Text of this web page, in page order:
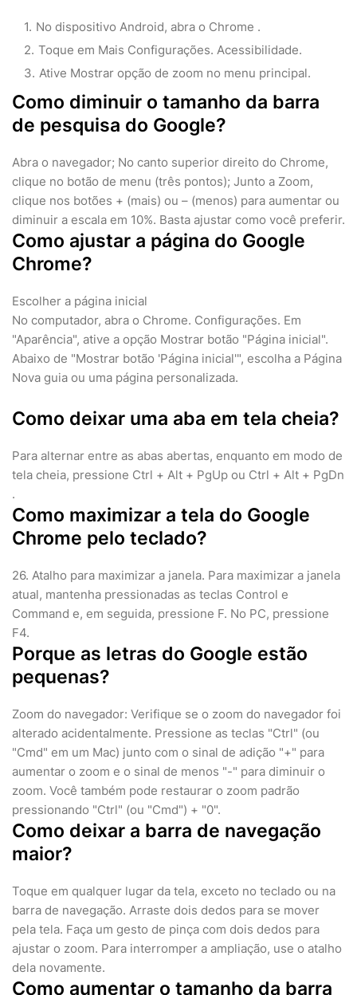
No dispositivo Android, abra o Chrome .
Toque em Mais Configurações. Acessibilidade.
Ative Mostrar opção de zoom no menu principal.
Como diminuir o tamanho da barra
de pesquisa do Google?
Abra o navegador; No canto superior direito do Chrome,
clique no botão de menu (três pontos); Junto a Zoom,
clique nos botões + (mais) ou – (menos) para aumentar ou
diminuir a escala em 10%. Basta ajustar como você preferir.
Como ajustar a página do Google
Chrome?
Escolher a página inicial
No computador, abra o Chrome. Configurações. Em
"Aparência", ative a opção Mostrar botão "Página inicial".
Abaixo de "Mostrar botão 'Página inicial'", escolha a Página
Nova guia ou uma página personalizada.
Como deixar uma aba em tela cheia?
Para alternar entre as abas abertas, enquanto em modo de
tela cheia, pressione Ctrl + Alt + PgUp ou Ctrl + Alt + PgDn
.
Como maximizar a tela do Google
Chrome pelo teclado?
26. Atalho para maximizar a janela. Para maximizar a janela
atual, mantenha pressionadas as teclas Control e
Command e, em seguida, pressione F. No PC, pressione
F4.
Porque as letras do Google estão
pequenas?
Zoom do navegador: Verifique se o zoom do navegador foi
alterado acidentalmente. Pressione as teclas "Ctrl" (ou
"Cmd" em um Mac) junto com o sinal de adição "+" para
aumentar o zoom e o sinal de menos "-" para diminuir o
zoom. Você também pode restaurar o zoom padrão
pressionando "Ctrl" (ou "Cmd") + "0".
Como deixar a barra de navegação
maior?
Toque em qualquer lugar da tela, exceto no teclado ou na
barra de navegação. Arraste dois dedos para se mover
pela tela. Faça um gesto de pinça com dois dedos para
ajustar o zoom. Para interromper a ampliação, use o atalho
dela novamente.
Como aumentar o tamanho da barra